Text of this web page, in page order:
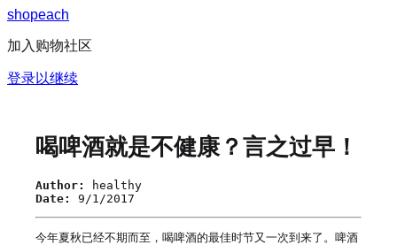
shopeach
加入购物社区
登录以继续
喝啤酒就是不健康？言之过早！
Author:
healthy
Date:
9/1/2017
今年夏秋已经不期而至，喝啤酒的最佳时节又一次到来了。啤酒